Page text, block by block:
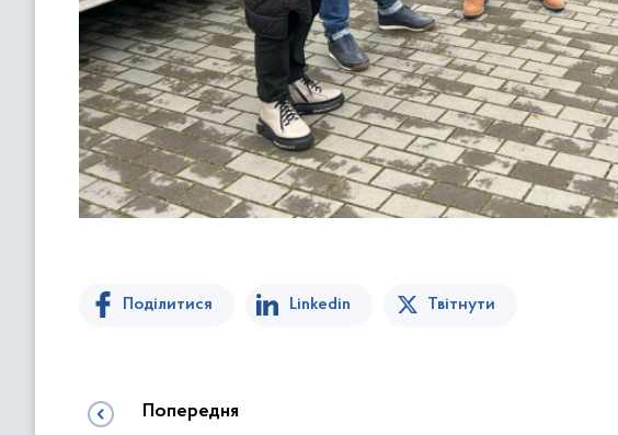
Поділитися Linkedin Твітнути
Попередня